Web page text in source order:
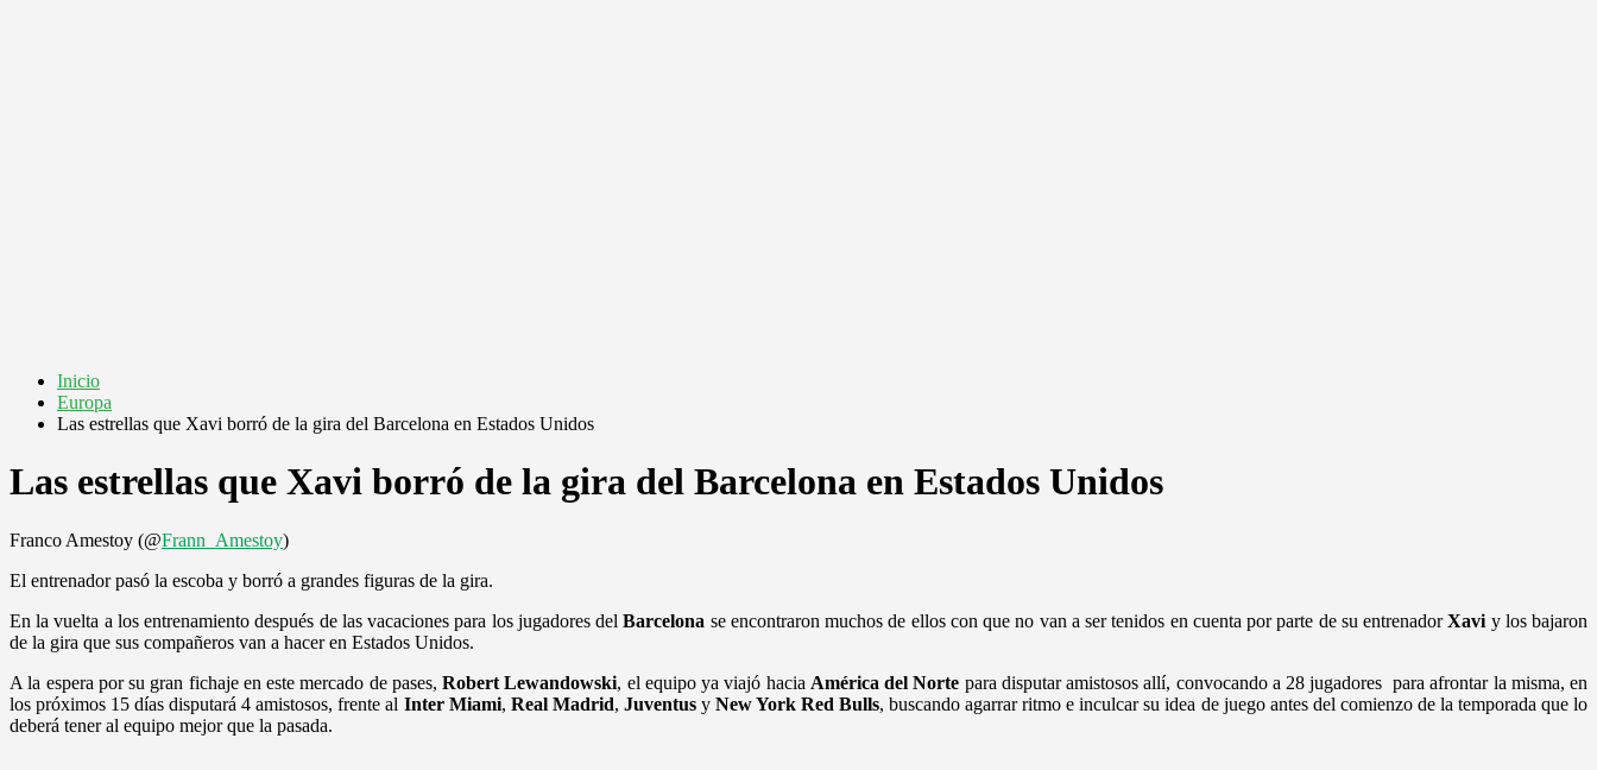
Inicio
Europa
Las estrellas que Xavi borró de la gira del Barcelona en Estados Unidos
Las estrellas que Xavi borró de la gira del Barcelona en Estados Unidos
Franco Amestoy (@Frann_Amestoy)
El entrenador pasó la escoba y borró a grandes figuras de la gira.
En la vuelta a los entrenamiento después de las vacaciones para los jugadores delBarcelona se encontraron muchos de ellos con que no van a ser tenidos en cuenta por parte de su entrenadorXavi y los bajaron
de la gira que sus compañeros van a hacer en Estados Unidos.
A la espera por su gran fichaje en este mercado de pases,Robert Lewandowski, el equipo ya viajó hacia América del Norte para disputar amistosos allí, convocando a 28 jugadores para afrontar la misma, en
los próximos 15 días disputará 4 amistosos, frente al Inter Miami, Real Madrid, Juventusy New York Red Bulls, buscando agarrar ritmo e inculcar su idea de juego antes del comienzo de la temporada que lo
deberá tener al equipo mejor que la pasada.